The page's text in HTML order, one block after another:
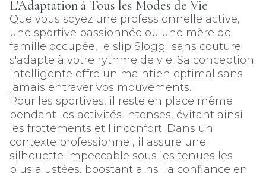
L'Adaptation à Tous les Modes de Vie
Que vous soyez une professionnelle active,
une sportive passionnée ou une mère de
famille occupée, le slip Sloggi sans couture
s'adapte à votre rythme de vie. Sa conception
intelligente offre un maintien optimal sans
jamais entraver vos mouvements.
Pour les sportives, il reste en place même
pendant les activités intenses, évitant ainsi
les frottements et l'inconfort. Dans un
contexte professionnel, il assure une
silhouette impeccable sous les tenues les
plus ajustées, boostant ainsi la confiance en